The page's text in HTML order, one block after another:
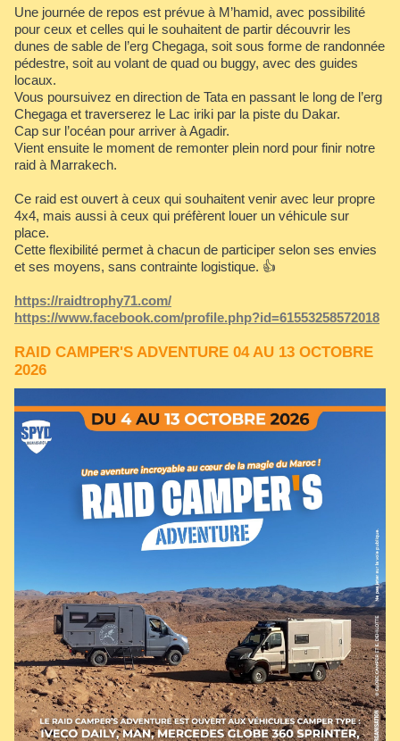
Une journée de repos est prévue à M’hamid, avec possibilité
pour ceux et celles qui le souhaitent de partir découvrir les
dunes de sable de l’erg Chegaga, soit sous forme de randonnée
pédestre, soit au volant de quad ou buggy, avec des guides
locaux.
Vous poursuivez en direction de Tata en passant le long de l’erg
Chegaga et traverserez le Lac iriki par la piste du Dakar.
Cap sur l’océan pour arriver à Agadir.
Vient ensuite le moment de remonter plein nord pour finir notre
raid à Marrakech.
Ce raid est ouvert à ceux qui souhaitent venir avec leur propre
4x4, mais aussi à ceux qui préfèrent louer un véhicule sur
place.
Cette flexibilité permet à chacun de participer selon ses envies
et ses moyens, sans contrainte logistique. 👍
https://raidtrophy71.com/
https://www.facebook.com/profile.php?id=61553258572018
RAID CAMPER'S ADVENTURE 04 AU 13 OCTOBRE
2026